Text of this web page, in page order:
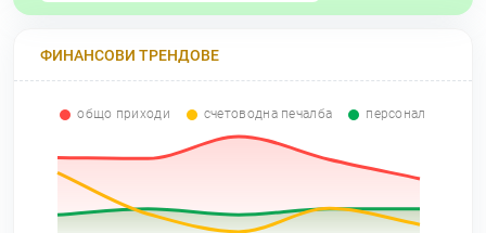
ФИНАНСОВИ ТРЕНДОВЕ
общо приходи счетоводна печалба персонал